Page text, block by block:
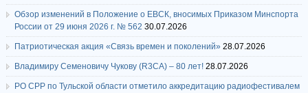
Обзор изменений в Положение о ЕВСК, вносимых Приказом Минспорта
России от 29 июня 2026 г. № 562 30.07.2026
Патриотическая акция «Связь времен и поколений» 28.07.2026
Владимиру Семеновичу Чукову (R3CA) – 80 лет! 28.07.2026
РО СРР по Тульской области отметило аккредитацию радиофестивалем